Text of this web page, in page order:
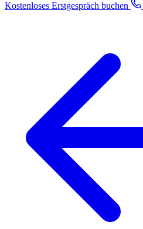
Kostenloses Erstgespräch buchen